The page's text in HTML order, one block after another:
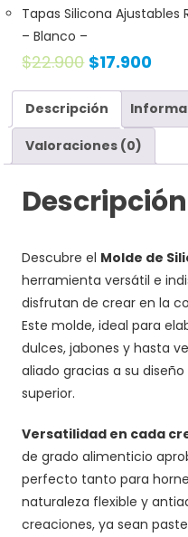
Tapas Silicona Ajustables
– Blanco –
$22.900 $17.900
Descripción
Valoraciones (0)
Descripción
Descubre el Molde de
herramienta versátil e
disfrutan de crear en la
Este molde, ideal para
dulces, jabones y hasta
aliado gracias a su
superior.
Versatilidad en cada
de grado alimenticio
perfecto tanto para
naturaleza flexible y
creaciones, ya sean